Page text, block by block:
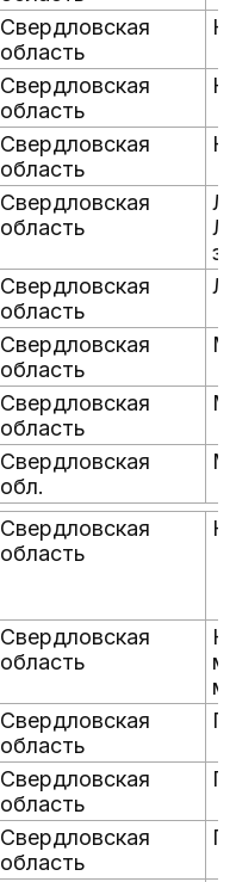
Свердловская
область
Свердловская
область
Свердловская
область
Свердловская
область
Свердловская
область
Свердловская
область
Свердловская
область
Свердловская
обл.
Свердловская
область
Свердловская
область
Свердловская
область
Свердловская
область
Свердловская
область